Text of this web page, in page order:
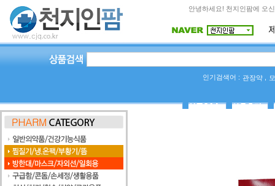
안녕하세요! 천지인팜에 오
인기검색어 : 관장약
상품Q&A 사용후기